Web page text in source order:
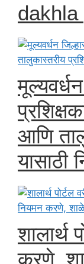
आणि
यासाठी
शालार्थ
करणे,